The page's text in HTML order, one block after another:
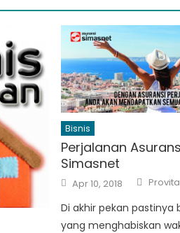
Bisnis
Perjalanan
Simasnet
Posted
on
Apr 10, 2018 Author
Di akhir pekan pastinya
yang menghabiskan